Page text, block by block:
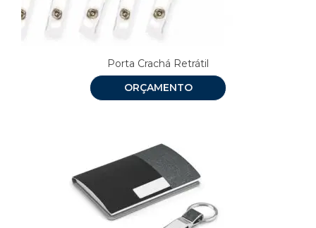
Porta Crachá Retrátil
ORÇAMENTO